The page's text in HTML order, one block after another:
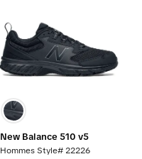
New Balance 510 v5
Hommes Style# 22226